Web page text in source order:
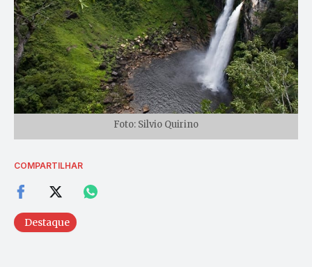
Foto: Silvio Quirino
COMPARTILHAR
Destaque